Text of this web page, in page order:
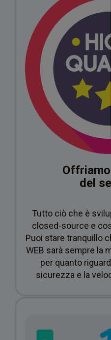
del
Tutto ciò che è
closed-source e
Puoi stare tranquillo
WEB sarà sempre la
per quanto
sicurezza e la